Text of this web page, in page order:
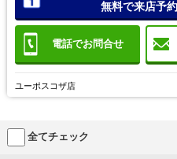
電話でお問合せ
無料で来店予
ユーポスコザ店
全てチェック